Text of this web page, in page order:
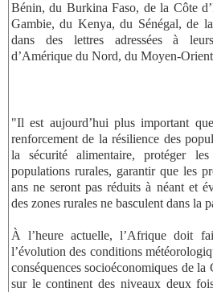
Bénin, du Burkina Faso, de la Côte
Gambie, du Kenya, du Sénégal, de
dans des lettres adressées à
d’Amérique du Nord, du Moyen-
"Il est aujourd’hui plus important
renforcement de la résilience des
la sécurité alimentaire, protéger les
populations rurales, garantir que les
ans ne seront pas réduits à néant et
des zones rurales ne basculent dans la
À l’heure actuelle, l’Afrique doit
l’évolution des conditions
conséquences socioéconomiques de
sur le continent des niveaux deux